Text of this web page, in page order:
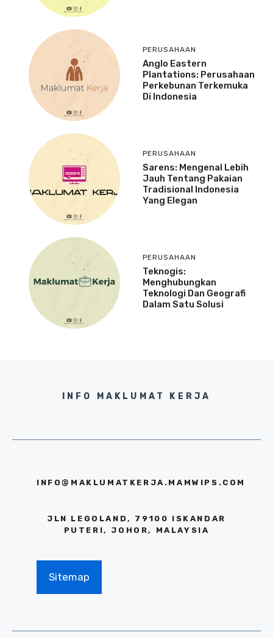
PERUSAHAAN
Anglo Eastern
Plantations: Perusahaan
Perkebunan Terkemuka
Di Indonesia
PERUSAHAAN
Sarens: Mengenal Lebih
Jauh Tentang Pakaian
Tradisional Indonesia
Yang Elegan
PERUSAHAAN
Teknogis:
Menghubungkan
Teknologi Dan Geografi
Dalam Satu Solusi
INFO MAKLUMAT KERJA
INFO@MAKLUMATKERJA.MAMWIPS.COM
JLN LEGOLAND, 79100 ISKANDAR
PUTERI, JOHOR, MALAYSIA
Sitemap